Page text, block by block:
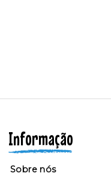
Informação
Sobre nós